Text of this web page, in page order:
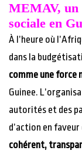
MEMAV, un
sociale en
À l’heure où
dans la
comme une force
Guinee.
autorités et des
d’action en
cohérent,